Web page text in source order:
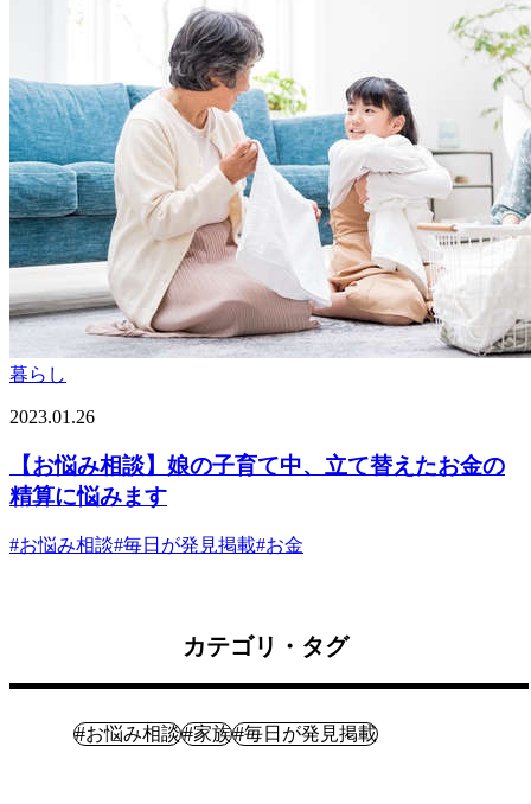
暮らし
2023.01.26
【お悩み相談】娘の子育て中、立て替えたお金の
精算に悩みます
#お悩み相談#毎日が発見掲載#お金
カテゴリ・タグ
#お悩み相談#家族#毎日が発見掲載